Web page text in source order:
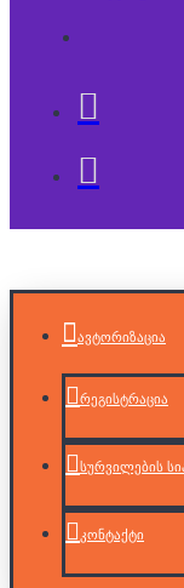
ავტორიზაცია
რეგისტრაცია
სურვილების
კონტაქტი